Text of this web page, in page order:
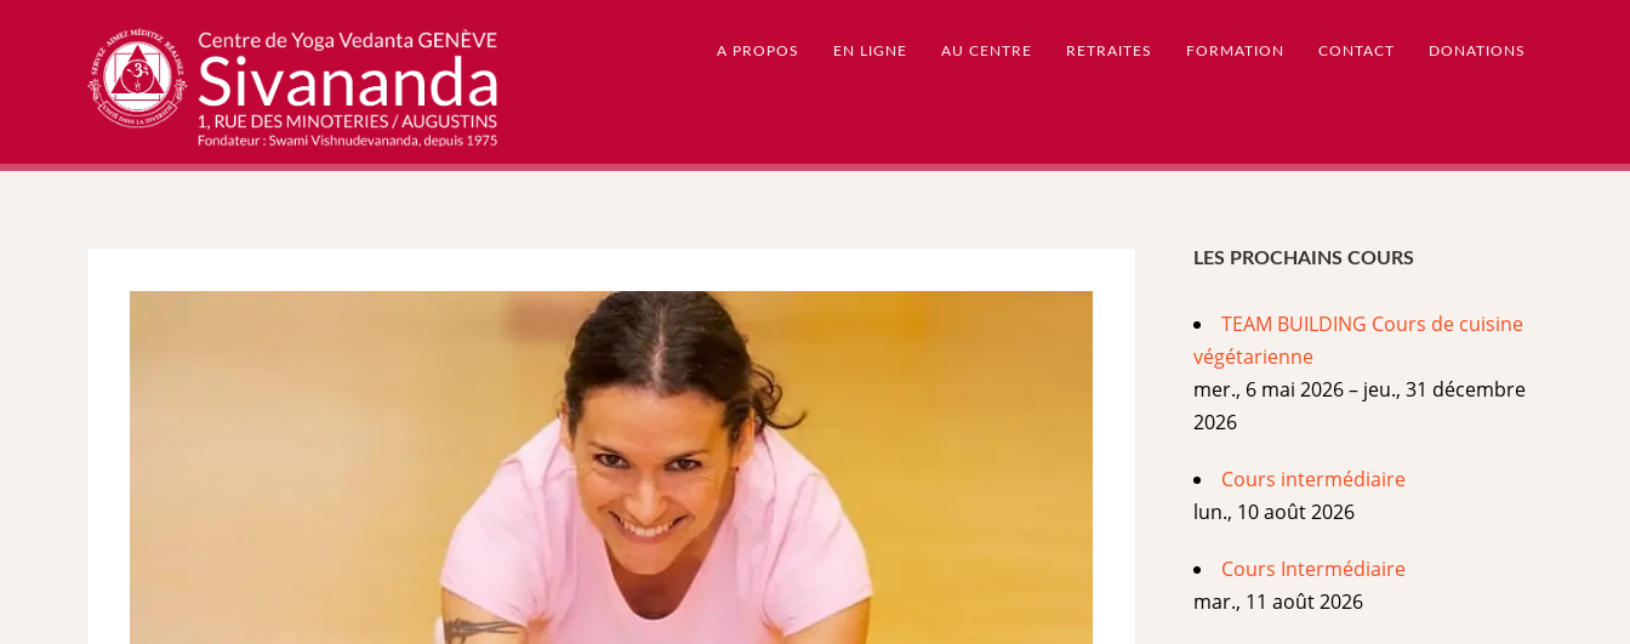
A PROPOS EN LIGNE AU CENTRE RETRAITES FORMATION CONTACT DONATIONS
LES PROCHAINS COURS
TEAM BUILDING Cours de cuisine
végétarienne
mer., 6 mai 2026 – jeu., 31 décembre
2026
Cours intermédiaire
lun., 10 août 2026
Cours Intermédiaire
mar., 11 août 2026